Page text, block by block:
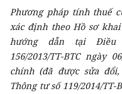
Phương pháp tính thuế
xác định theo Hồ sơ
hướng dẫn tại
156/2013/TT-BTC ngày
chính (đã được sửa
Thông tư số 119/2014/TT-